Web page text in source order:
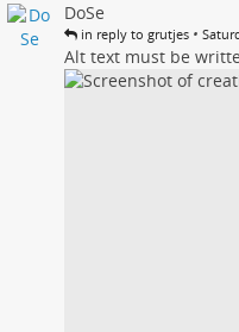
DoSe
in reply to grutjes •
Alt text must be